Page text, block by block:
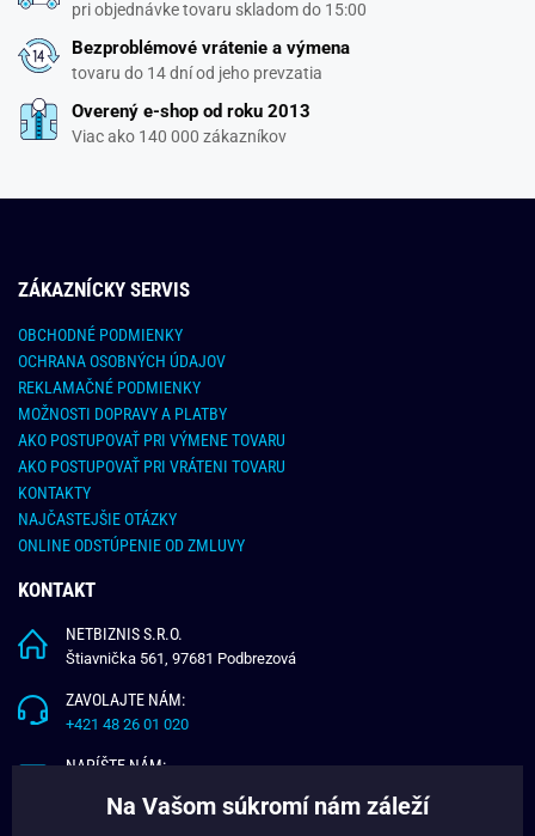
pri objednávke tovaru skladom do 15:00
Bezproblémové vrátenie a výmena
tovaru do 14 dní od jeho prevzatia
Overený e-shop od roku 2013
Viac ako 140 000 zákazníkov
ZÁKAZNÍCKY SERVIS
OBCHODNÉ PODMIENKY
OCHRANA OSOBNÝCH ÚDAJOV
REKLAMAČNÉ PODMIENKY
MOŽNOSTI DOPRAVY A PLATBY
AKO POSTUPOVAŤ PRI VÝMENE TOVARU
AKO POSTUPOVAŤ PRI VRÁTENI TOVARU
KONTAKTY
NAJČASTEJŠIE OTÁZKY
ONLINE ODSTÚPENIE OD ZMLUVY
KONTAKT
NETBIZNIS S.R.O.
Štiavnička 561, 97681 Podbrezová
ZAVOLAJTE NÁM:
+421 48 26 01 020
NAPÍŠTE NÁM:
Na Vašom súkromí nám záleží